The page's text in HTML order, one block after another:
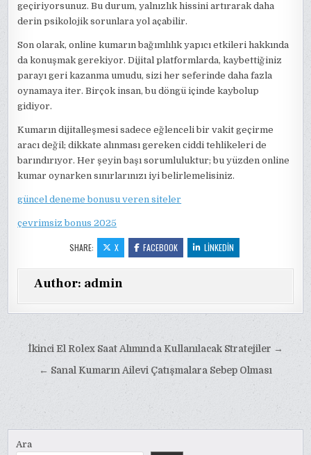
geçiriyorsunuz. Bu durum, yalnızlık hissini artırarak daha
derin psikolojik sorunlara yol açabilir.
Son olarak, online kumarın bağımlılık yapıcı etkileri hakkında
da konuşmak gerekiyor. Dijital platformlarda, kaybettiğiniz
parayı geri kazanma umudu, sizi her seferinde daha fazla
oynamaya iter. Birçok insan, bu döngü içinde kaybolup
gidiyor.
Kumarın dijitalleşmesi sadece eğlenceli bir vakit geçirme
aracı değil; dikkate alınması gereken ciddi tehlikeleri de
barındırıyor. Her şeyin başı sorumluluktur; bu yüzden online
kumar oynarken sınırlarınızı iyi belirlemelisiniz.
güncel deneme bonusu veren siteler
çevrimsiz bonus 2025
SHARE: X FACEBOOK LINKEDIN
Author: admin
Yazı
gezinmesi
İkinci El Rolex Saat Alımında Kullanılacak Stratejiler →
← Sanal Kumarın Ailevi Çatışmalara Sebep Olması
Ara